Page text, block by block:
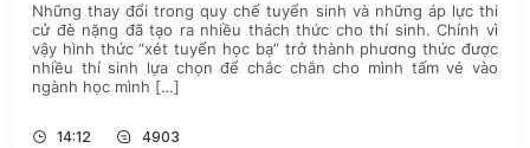
Những thay đổi trong quy chế tuyển sinh và những áp lực thi
cử đè nặng đã tạo ra nhiều thách thức cho thí sinh. Chính vì
vậy hình thức “xét tuyển học bạ” trở thành phương thức được
nhiều thí sinh lựa chọn để chắc chắn cho mình tấm vé vào
ngành học mình […]
14:12 4903